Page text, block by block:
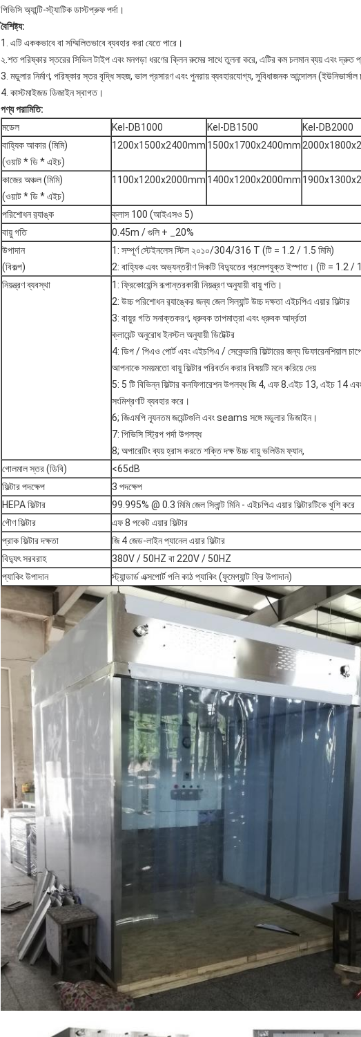
পিভিসি অ্যান্টি-স্ট্যাটিক ডাস্টপ্রুফ পর্দা।
বৈশিষ্ট্য:
1. এটি এককভাবে বা সম্মিলিতভাবে ব্যবহার করা যেতে পারে।
২.শত পরিষ্কার স্তরের সিভিল টাইপ এবং মনগড়া ধরণের ক্লিন রুমের সাথে তুলনা করে, এটির কম চলমান ব্যয় এবং দ্রুত
3. মডুলার নির্মাণ, পরিষ্কার স্তর বৃদ্ধি সহজ, ভাল প্রসারণ এবং পুনরায় ব্যবহারযোগ্য, সুবিধাজনক আন্দোলন (ইউনিভার্সাল
4. কাস্টমাইজড ডিজাইন স্বাগত।
পণ্য পরামিতি:
মডেল
Kel-DB1000 Kel-DB1500
Kel-DB2000
বাহ্যিক আকার (মিমি)
(ওয়াট * ডি * এইচ)
1200x1500x2400mm 1500x1700x2400mm
কাজের অঞ্চল (মিমি)
(ওয়াট * ডি * এইচ)
1100x1200x2000mm 1400x1200x2000mm
পরিশোধন র‌্যাঙ্ক
ক্লাস 100 (আইএসও 5)
বায়ু গতি
0.45m / গুলি + _20%
উপাদান
(বিকল্প)
1: সম্পূর্ণ স্টেইনলেস স্টিল ২০১০/304/316 T (টি = 1.2 / 1.5 মিমি)
2: বাহ্যিক এবং অভ্যন্তরীণ দিকটি বিদ্যুতের প্রলেপযুক্ত ইস্পাত। (টি = 1.2 /
নিয়ন্ত্রণ ব্যবস্থা
1: ফ্রিকোয়েন্সি রূপান্তরকারী নিয়ন্ত্রণ অনুযায়ী বায়ু গতি।
2: উচ্চ পরিশোধন র‌্যাঙ্কের জন্য জেল সিল্যান্ট উচ্চ দক্ষতা এইচপিএ এয়ার ফিল্টার
3: বায়ুর গতি সনাক্তকরণ, ধ্রুবক তাপমাত্রা এবং ধ্রুবক আর্দ্রতা
ক্লায়েন্ট অনুরোধ ইনস্টল অনুযায়ী ডিটেক্টর
4: ডিপ / পিএও পোর্ট এবং এইচপিএ / সেকেন্ডারি ফিল্টারের জন্য ডিফারেনশিয়াল
আপনাকে সময়মতো বায়ু ফিল্টার পরিবর্তন করার বিষয়টি মনে করিয়ে দেয়
5: 5 টি বিভিন্ন ফিল্টার কনফিগারেশন উপলব্ধ জি 4, এফ 8.এইচ 13, এইচ 14
সংমিশ্রণটি ব্যবহার করে।
6; জিএমপি ন্যূনতম জয়েন্টগুলি এবং seams সঙ্গে মডুলার ডিজাইন।
7: পিভিসি স্ট্রিপ পর্দা উপলব্ধ
8; অপারেটিং ব্যয় হ্রাস করতে শক্তি দক্ষ উচ্চ বায়ু ভলিউম ফ্যান,
গোলমাল স্তর (ডিবি)
<65dB
ফিল্টার পদক্ষেপ
3 পদক্ষেপ
HEPA ফিল্টার
99.995% @ 0.3 মিমি জেল সিলান্ট মিনি - এইচপিএ এয়ার ফিল্টারটিকে খুশি করে
গৌণ ফিল্টার
এফ 8 পকেট এয়ার ফিল্টার
প্রাক ফিল্টার দক্ষতা
জি 4 জেড-লাইন প্যানেল এয়ার ফিল্টার
বিদ্যুৎ সরবরাহ
380V / 50HZ বা 220V / 50HZ
প্যাকিং উপাদান
স্ট্যান্ডার্ড এক্সপোর্ট পলি কাঠ প্যাকিং (ফুমেগ্যান্ট ফ্রি উপাদান)